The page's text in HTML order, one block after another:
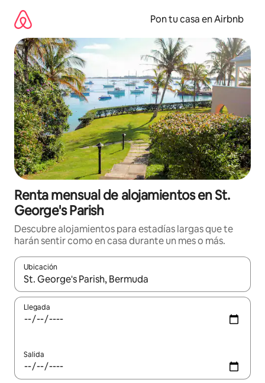
contenido
Pon tu casa en Airbnb
Renta mensual de alojamientos en St.
George's Parish
Descubre alojamientos para estadías largas que te
harán sentir como en casa durante un mes o más.
Ubicación
Cuando los resultados estén disponibles, navega con las
Llegada
Salida